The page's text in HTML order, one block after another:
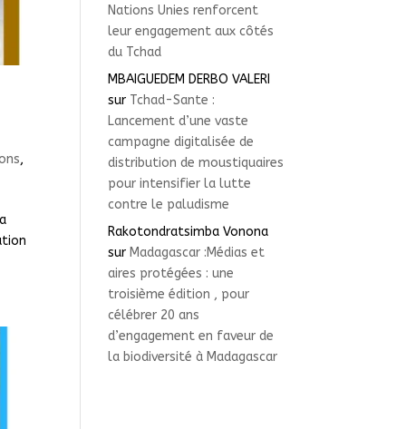
,
Nations Unies renforcent
leur engagement aux côtés
du Tchad
MBAIGUEDEM DERBO VALERI
sur Tchad-Sante :
Lancement d’une vaste
campagne digitalisée de
distribution de moustiquaires
pour intensifier la lutte
contre le paludisme
Rakotondratsimba Vonona
sur Madagascar :Médias et
aires protégées : une
troisième édition , pour
célébrer 20 ans
d’engagement en faveur de
la biodiversité à Madagascar